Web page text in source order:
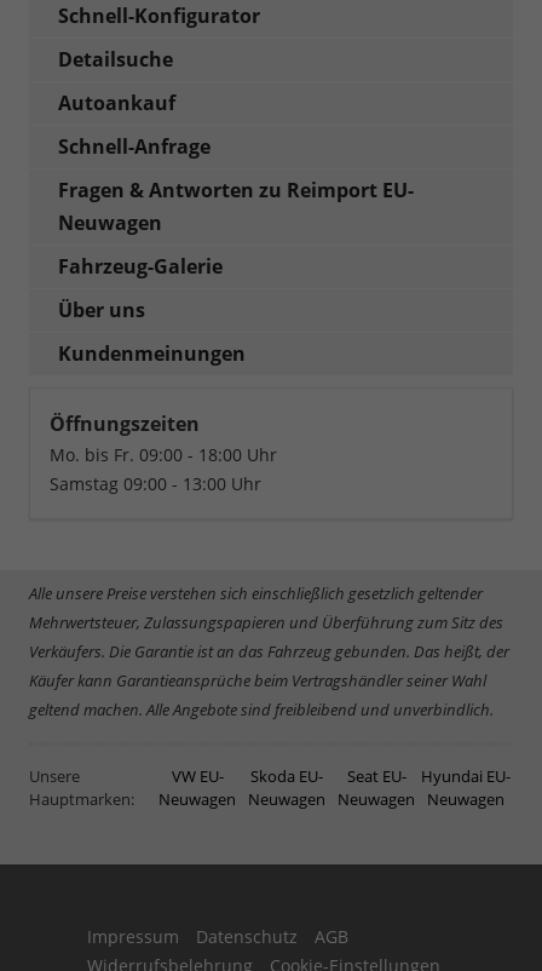
Schnell-Konfigurator
Detailsuche
Autoankauf
Schnell-Anfrage
Fragen & Antworten zu Reimport EU-
Neuwagen
Fahrzeug-Galerie
Über uns
Kundenmeinungen
Öffnungszeiten
Mo. bis Fr. 09:00 - 18:00 Uhr
Samstag 09:00 - 13:00 Uhr
Alle unsere Preise verstehen sich einschließlich gesetzlich geltender
Mehrwertsteuer, Zulassungspapieren und Überführung zum Sitz des
Verkäufers. Die Garantie ist an das Fahrzeug gebunden. Das heißt, der
Käufer kann Garantieansprüche beim Vertragshändler seiner Wahl
geltend machen. Alle Angebote sind freibleibend und unverbindlich.
Unsere
Hauptmarken:
VW EU-
Neuwagen
Skoda EU-
Neuwagen
Seat EU-
Neuwagen
Hyundai EU-
Neuwagen
Impressum Datenschutz
AGB
Widerrufsbelehrung
Cookie-Einstellungen